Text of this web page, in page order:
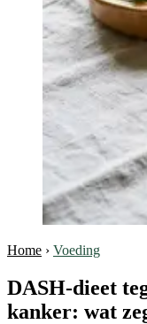
Home › Voeding
DASH-dieet
kanker: wat